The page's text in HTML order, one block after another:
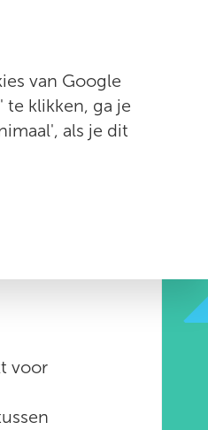
van Google
klikken, ga je
als je dit
voor